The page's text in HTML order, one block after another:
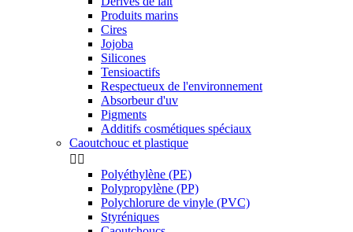
Produits marins
Cires
Jojoba
Silicones
Tensioactifs
Respectueux de l'environnement
Absorbeur d'uv
Pigments
Additifs cosmétiques spéciaux
Caoutchouc et plastique
 
Polyéthylène (PE)
Polypropylène (PP)
Polychlorure de vinyle (PVC)
Styréniques